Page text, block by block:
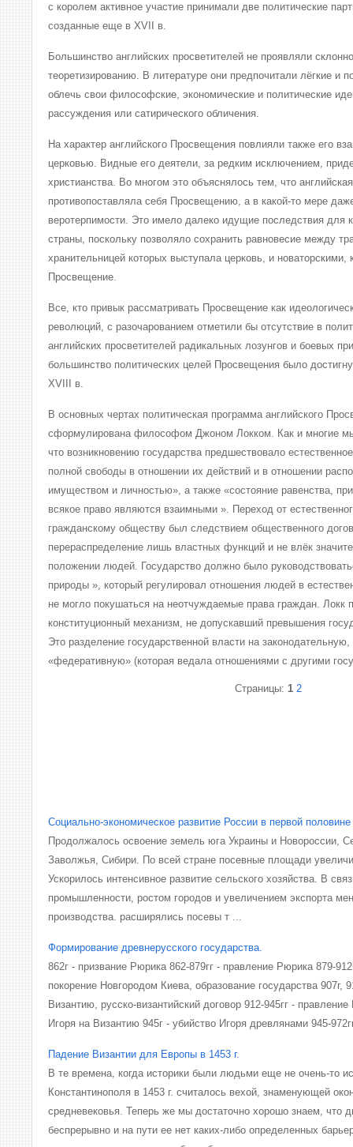
с королем активное участие принимали две политические
созданные еще в XVII в.
Большинство английских просветителей не проявляли
теоретизированию. В литературе они предпочитали лёгкие и
облечь свои философские, экономические и политические
рассуждения или сатирического обличения.
На характер английского Просвещения повлияли также его
церковью. Видные его деятели, за редким исключением,
христианства. Во многом это объяснялось тем, что
противопоставляла себя Просвещению, а в какой-то мере
веротерпимости. Это имело далеко идущие последствия для
страны, поскольку позволяло сохранить равновесие между
хранительницей которых выступала церковь, и новаторскими,
Просвещение.
Все, кто привык рассматривать Просвещение как
революций, с разочарованием отметили бы отсутствие в
английских просветителей радикальных лозунгов и боевых
большинство политических целей Просвещения было
XVIII в.
В основных чертах политическая программа английского
сформулирована философом Джоном Локком. Как и многие
что возникновению государства предшествовало
полной свободы в отношении их действий и в отношении
имуществом и личностью», а также «состояние равенства,
всякое право являются взаимными ». Переход от
гражданскому обществу был следствием общественного
перераспределение лишь властных функций и не влёк
положении людей. Государство должно было
природы », который регулировал отношения людей в
не могло покушаться на неотчуждаемые права граждан. Локк
конституционный механизм, не допускавший превышения
Это разделение государственной власти на
«федеративную» (которая ведала отношениями с другими
Страницы: 1 2
Социально-экономическое развитие России в первой
Продолжалось освоение земель юга Украины и Новороссии,
Заволжья, Сибири. По всей стране посевные площади
Ускорилось интенсивное развитие сельского хозяйства. В
промышленности, ростом городов и увеличением экспорта
производства. расширялись посевы т ...
Формирование древнерусского государства.
862г - призвание Рюрика 862-879гг - правление Рюрика 879-
покорение Новгородом Киева, образование государства 907г,
Византию, русско-византийский договор 912-945гг -
Игоря на Византию 945г - убийство Игоря древлянами 945-
Падение Византии для Европы в 1453 г.
В те времена, когда историки были людьми еще не очень-то
Константинополя в 1453 г. считалось вехой, знаменующей
средневековья. Теперь же мы достаточно хорошо знаем, что
беспрерывно и на пути ее нет каких-либо определенных